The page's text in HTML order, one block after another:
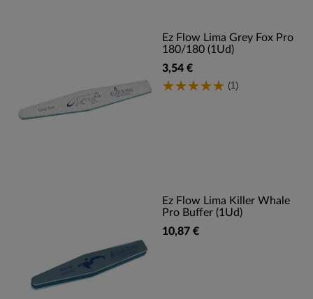
Ez Flow Lima Grey Fox Pro
180/180 (1Ud)
3,54 €
(1)
Ez Flow Lima Killer Whale
Pro Buffer (1Ud)
10,87 €